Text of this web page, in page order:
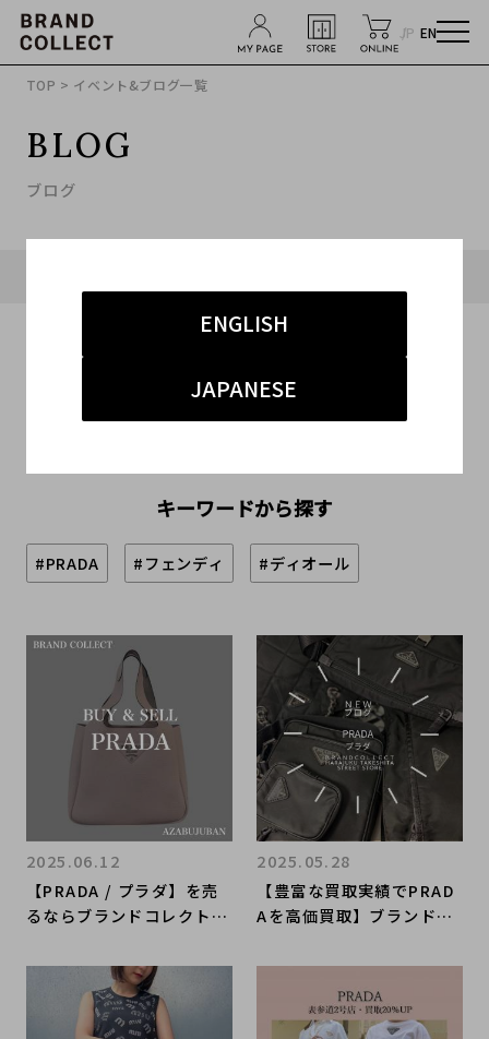
JP EN
ENGLISH
JAPANESE
TOP > イベント&ブログ一覧
BLOG
ブログ
キーワードから探す
#PRADA #フェンディ #ディオール
【PRADA / プラダ】を売
るならブランドコレクト麻
い！
2025.06.12
【豊富な買取実績でPRAD
Aを高価買取】ブランドコ
ではのプラダオススメ買取
アイテムをご紹介
2025.05.28